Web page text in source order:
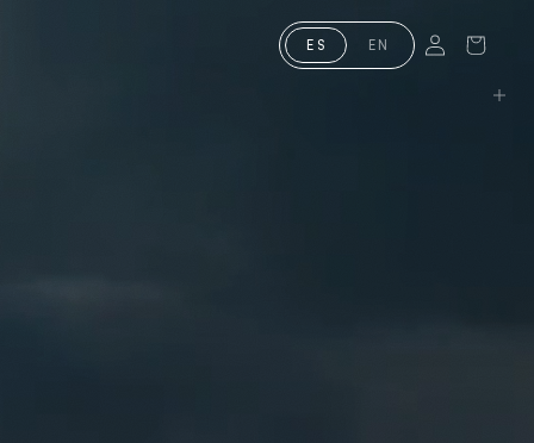
ES EN
joyería-